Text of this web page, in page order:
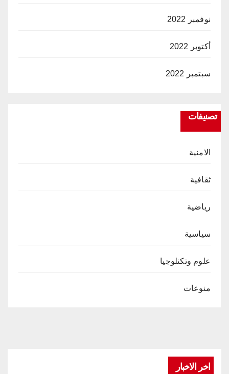
نوفمبر 2022
أكتوبر 2022
سبتمبر 2022
تصنيفات
الامنية
ثقافية
رياضية
سياسية
علوم وتكنلوجيا
منوعات
اخر الاخبار